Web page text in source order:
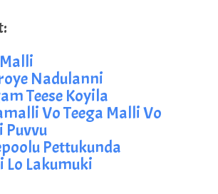
Nadulanni
Teese Koyila
Vo Teega Malli Vo
Puvvu
Pettukunda
Lo Lakumuki